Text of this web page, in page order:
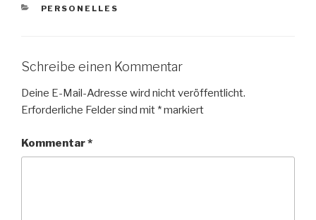
KATEGORIEN
PERSONELLES
Schreibe einen Kommentar
Deine E-Mail-Adresse wird nicht veröffentlicht.
Erforderliche Felder sind mit *markiert
Kommentar*